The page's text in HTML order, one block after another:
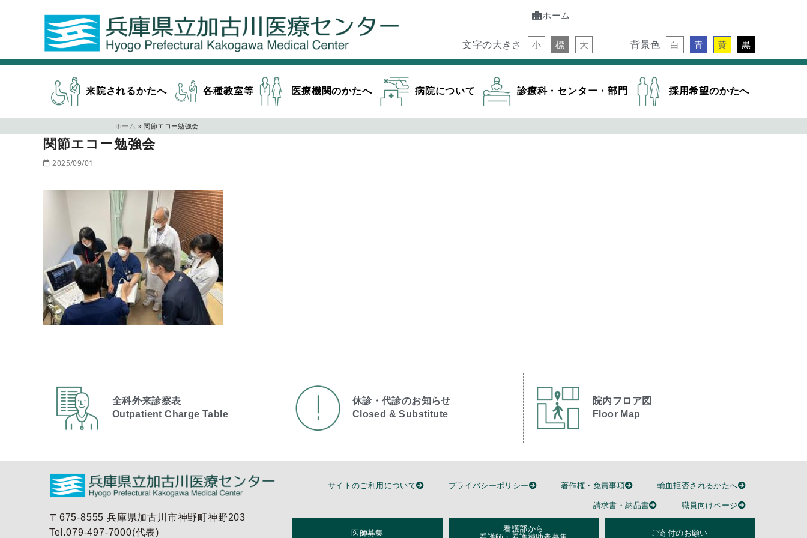
ホーム
文字の大きさ 小 標 大 背景色 白 青 黄 黒
来院されるかたへ 各種教室等 医療機関のかたへ 病院について 診療科・センター・部門 採用希望のかたへ
ホーム » 関節エコー勉強会
関節エコー勉強会
2025/09/01
全科外来診察表
Outpatient Charge Table​
休診・代診のお知らせ
Closed & Substitute​
院内フロア図
Floor Map
〒675-8555 兵庫県加古川市神野町神野203
Tel.079-497-7000(代表)
サイトのご利用について プライバシーポリシー 著作権・免責事項 輸血拒否されるかたへ
請求書・納品書 職員向けページ
医師募集
看護部から
ご寄付のお願い